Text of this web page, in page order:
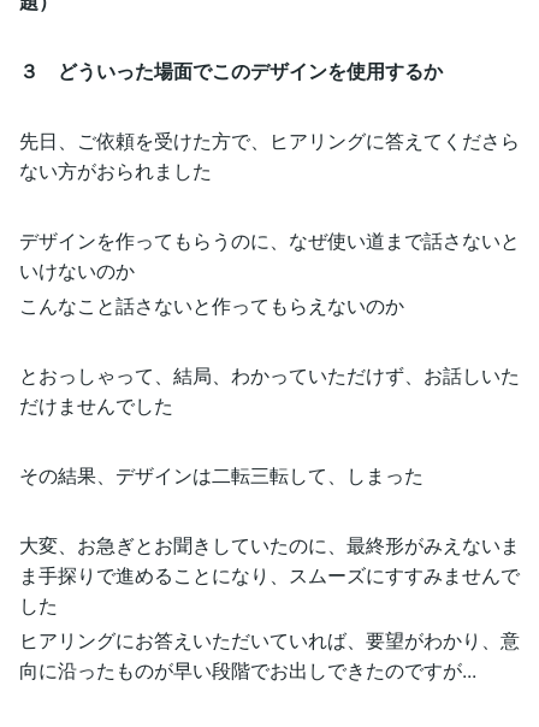
３ どういった場面でこのデザインを使用するか
先日、ご依頼を受けた方で、ヒアリングに答えてくださら
ない方がおられました
デザインを作ってもらうのに、なぜ使い道まで話さないと
いけないのか
こんなこと話さないと作ってもらえないのか
とおっしゃって、結局、わかっていただけず、お話しいた
だけませんでした
その結果、デザインは二転三転して、しまった
大変、お急ぎとお聞きしていたのに、最終形がみえないま
ま手探りで進めることになり、スムーズにすすみませんで
した
ヒアリングにお答えいただいていれば、要望がわかり、意
向に沿ったものが早い段階でお出しできたのですが...